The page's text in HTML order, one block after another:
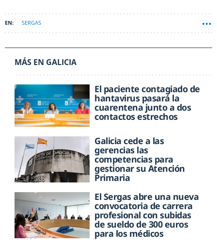
SERGAS
MÁS EN GALICIA
El paciente contagiado de
hantavirus pasará la
cuarentena junto a dos
contactos estrechos
Galicia cede a las
gerencias las
competencias para
gestionar su Atención
Primaria
El Sergas abre una nueva
convocatoria de carrera
profesional con subidas
de sueldo de 300 euros
para los médicos